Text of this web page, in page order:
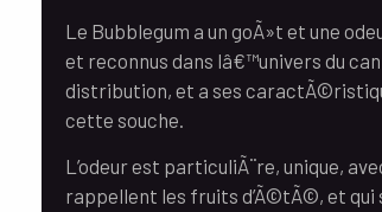
Le Bubblegum a un goÃ»t et une
et reconnus dans lâ€™univers du
distribution, et a ses
cette souche.
L’odeur est particuliÃ¨re, unique,
rappellent les fruits d’Ã©tÃ©, et